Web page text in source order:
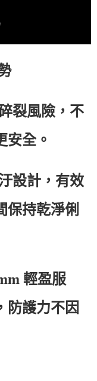
裂風險，不
安全。
設計，有效
保持乾淨俐
輕盈服
防護力不因